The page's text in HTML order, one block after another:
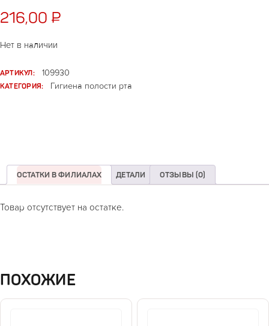
216,00 ₽
Нет в наличии
АРТИКУЛ:
109930
КАТЕГОРИЯ:
Гигиена полости рта
ОСТАТКИ В ФИЛИАЛАХ ДЕТАЛИ ОТЗЫВЫ (0)
Товар отсутствует на остатке.
ПОХОЖИЕ